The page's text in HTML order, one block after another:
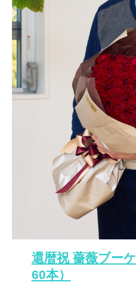
還暦祝 薔薇ブーケ
60本）